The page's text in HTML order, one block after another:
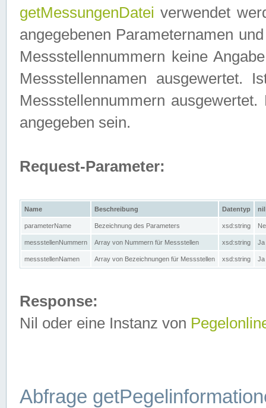
getMessungenDatei verwendet
angegebenen Parameternamen
Messstellennummern keine
Messstellennamen ausgewertet.
Messstellennummern
angegeben sein.
Request-Parameter:
Name Beschreibung Datentyp nil
parameterName Bezeichnung des Parameters xsd:string
messstellenNummern Array von Nummern für Messstellen xsd:string Ja
messstellenNamen Array von Bezeichnungen für Messstellen xsd:string Ja
Response:
Nil oder eine Instanz von
Abfrage